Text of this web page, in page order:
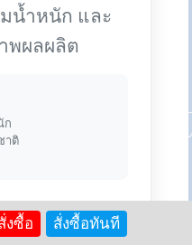
น้ำหนัก และ
พผลผลิต
ก
าติ
ราคา : 950
งซื้อ สั่งซื้อทันที